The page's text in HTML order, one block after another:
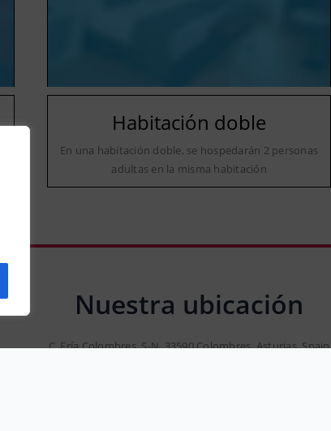
Habitación doble
En una habitación doble, se hospedarán 2 personas
adultas en la misma habitación
Nuestra ubicación
C. Ería Colombres, S-N, 33590 Colombres, Asturias, Spain